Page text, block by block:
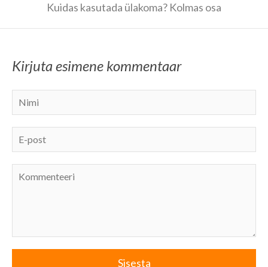
Kuidas kasutada ülakoma? Kolmas osa
Kirjuta esimene kommentaar